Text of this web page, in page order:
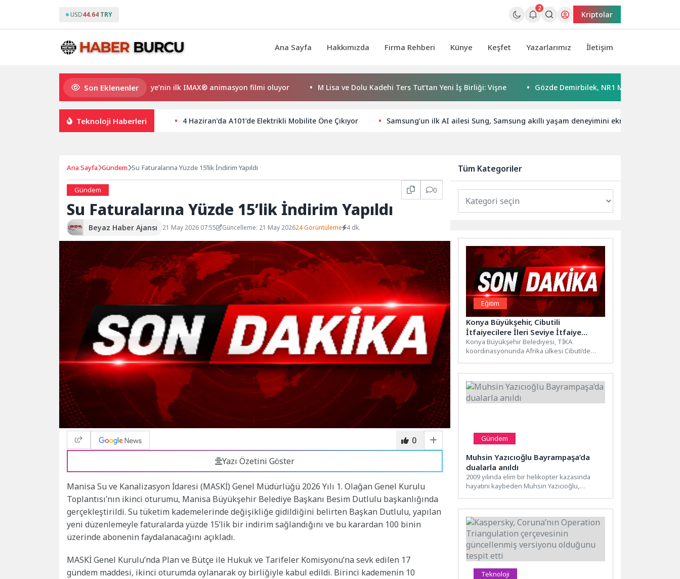
USD44.64 TRY
2
Kriptolar
Ana Sayfa Hakkımızda Firma Rehberi Künye Keşfet Yazarlarımız İletişim
Son Eklenenler
Gupi ve Gülmeyen Kral Türkiye’nin ilk IMAX® animasyon filmi oluyor M Lisa ve Dolu Kadehi Ters Tut’tan Yeni İş Birliği: Vişne Gözde Demirbilek, NR1 Magazin’de: ‘Son assolist
Teknoloji Haberleri 4 Haziran’da A101’de Elektrikli Mobilite Öne Çıkıyor Samsung’un ilk AI ailesi Sung, Samsung akıllı yaşam deneyimini ekranlara taşıyor
Ana Sayfa Gündem Su Faturalarına Yüzde 15’lik İndirim Yapıldı
Gündem 0
Su Faturalarına Yüzde 15’lik İndirim Yapıldı
Beyaz Haber Ajansı 21 May 2026 07:55 Güncelleme: 21 May 202624 Görüntüleme 4 dk.
0
Yazı Özetini Göster
Manisa Su ve Kanalizasyon İdaresi (MASKİ) Genel Müdürlüğü 2026 Yılı 1. Olağan Genel Kurulu
Toplantısı’nın ikinci oturumu, Manisa Büyükşehir Belediye Başkanı Besim Dutlulu başkanlığında
gerçekleştirildi. Su tüketim kademelerinde değişikliğe gidildiğini belirten Başkan Dutlulu, yapılan
yeni düzenlemeyle faturalarda yüzde 15’lik bir indirim sağlandığını ve bu karardan 100 binin
üzerinde abonenin faydalanacağını açıkladı.
MASKİ Genel Kurulu’nda Plan ve Bütçe ile Hukuk ve Tarifeler Komisyonu’na sevk edilen 17
gündem maddesi, ikinci oturumda oylanarak oy birliğiyle kabul edildi. Birinci kademenin 10
Tüm Kategoriler
Eğitim
Konya Büyükşehir, Cibutili
İtfaiyecilere İleri Seviye İtfaiye
Eğitimi Verdi
Konya Büyükşehir Belediyesi, TİKA
koordinasyonunda Afrika ülkesi Cibuti’de
Gündem
Muhsin Yazıcıoğlu Bayrampaşa’da
dualarla anıldı
2009 yılında elim bir helikopter kazasında
hayatını kaybeden Muhsin Yazıcıoğlu,
Teknoloji